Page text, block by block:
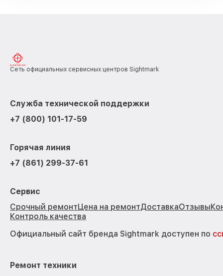
Сеть официальных сервисных центров Sightmark
Служба технической поддержки
+7 (800) 101-17-59
Горячая линия
+7 (861) 299-37-61
Сервис
Срочный ремонтЦена на ремонтДоставкаОтзывы
Контроль качества
Официальный сайт бренда Sightmark доступен по
Ремонт техники